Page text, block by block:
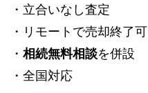
・立合いなし査定
・リモートで売却終了可
・ 相続無料相談を併設
・全国対応